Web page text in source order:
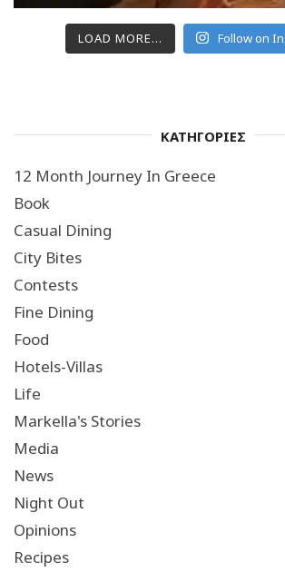
LOAD MORE... Follow on
ΚΑΤΗΓΟΡΙΕΣ
12 Month Journey In Greece
Book
Casual Dining
City Bites
Contests
Fine Dining
Food
Hotels-Villas
Life
Markella's Stories
Media
News
Night Out
Opinions
Recipes